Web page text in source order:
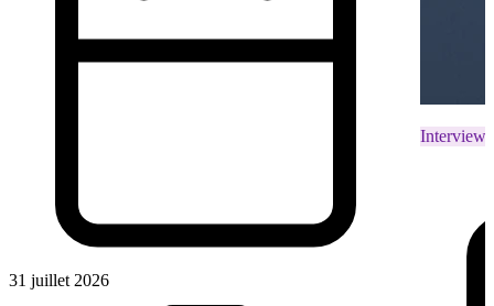
31 juillet 2026
Interviews